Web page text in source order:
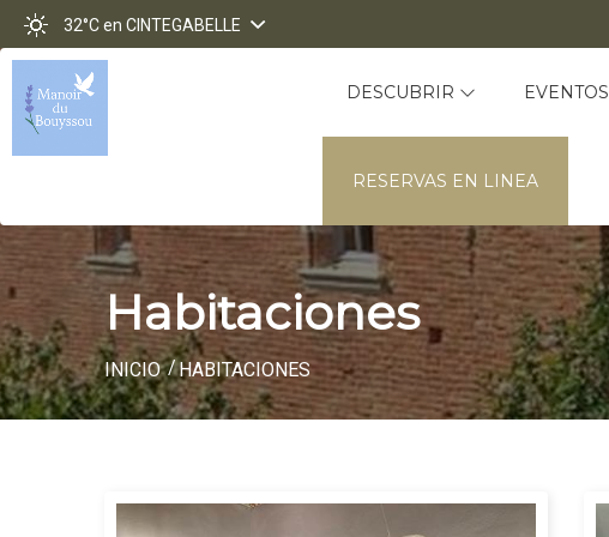
32°Cen CINTEGABELLE
DESCUBRIR EVENTOS
RESERVAS EN LINEA
Habitaciones
INICIO HABITACIONES